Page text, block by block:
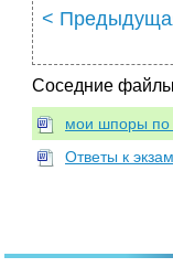
<
Соседние
мои шпоры
Ответы к